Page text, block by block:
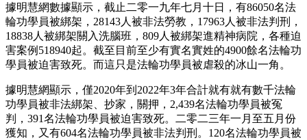
據明慧網數據顯示，截止二零一九年七月十日，有86050名法
輪功學員被綁架，28143人被非法勞教，17963人被非法判刑，
18838人被綁架關入洗腦班，809人被綁架進精神病院，各種迫
害案例518940起。截至目前至少有實名實姓的4900餘名法輪功
學員被迫害致死。而這只是法輪功學員被虐殺的冰山一角。
據明慧網顯示，僅2020年到2022年3年合計就有就有數千法輪
功學員被非法綁架、抄家，關押，2,439名法輪功學員被冤
判，391名法輪功學員被迫害致死。二零二三年一月至五月份
獲知，又有604名法輪功學員被非法判刑。120名法輪功學員被